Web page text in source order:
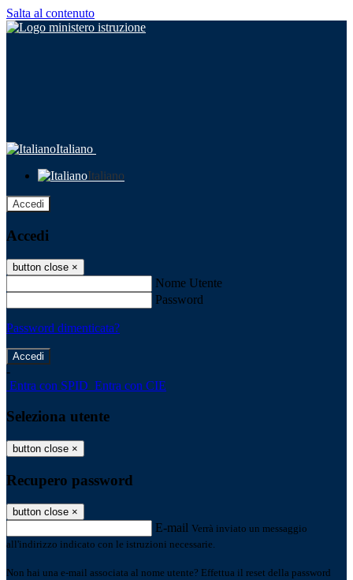
Salta al contenuto
Italiano
Italiano
Accedi
Accedi
button close ×
Nome Utente
Password
Password dimenticata?
-
Entra con SPID Entra con CIE
Seleziona utente
button close ×
Recupero password
button close ×
E-mail Verrà inviato un messaggio
all'indirizzo indicato con le istruzioni necessarie.
Non hai una e-mail associata al nome utente? Effettua il reset della password